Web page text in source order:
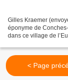
Gilles Kraemer
éponyme de
dans ce village de
< Page